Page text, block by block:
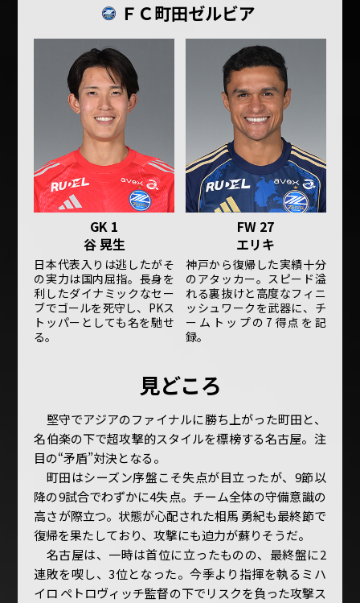
ＦＣ町田ゼルビア
GK 1
谷 晃生
日本代表入りは逃したがそ
の実力は国内屈指。長身を
利したダイナミックなセー
ブでゴールを死守し、PKス
トッパーとしても名を馳せ
る。
FW 27
エリキ
神戸から復帰した実績十分
のアタッカー。スピード溢
れる裏抜けと高度なフィニ
ッシュワークを武器に、チ
ームトップの7得点を記
録。
見どころ
堅守でアジアのファイナルに勝ち上がった町田と、
名伯楽の下で超攻撃的スタイルを標榜する名古屋。注
目の“矛盾”対決となる。
町田はシーズン序盤こそ失点が目立ったが、9節以
降の9試合でわずかに4失点。チーム全体の守備意識の
高さが際立つ。状態が心配された相馬 勇紀も最終節で
復帰を果たしており、攻撃にも迫力が蘇りそうだ。
名古屋は、一時は首位に立ったものの、最終盤に2
連敗を喫し、3位となった。今季より指揮を執るミハ
イロ ペトロヴィッチ監督の下でリスクを負った攻撃ス